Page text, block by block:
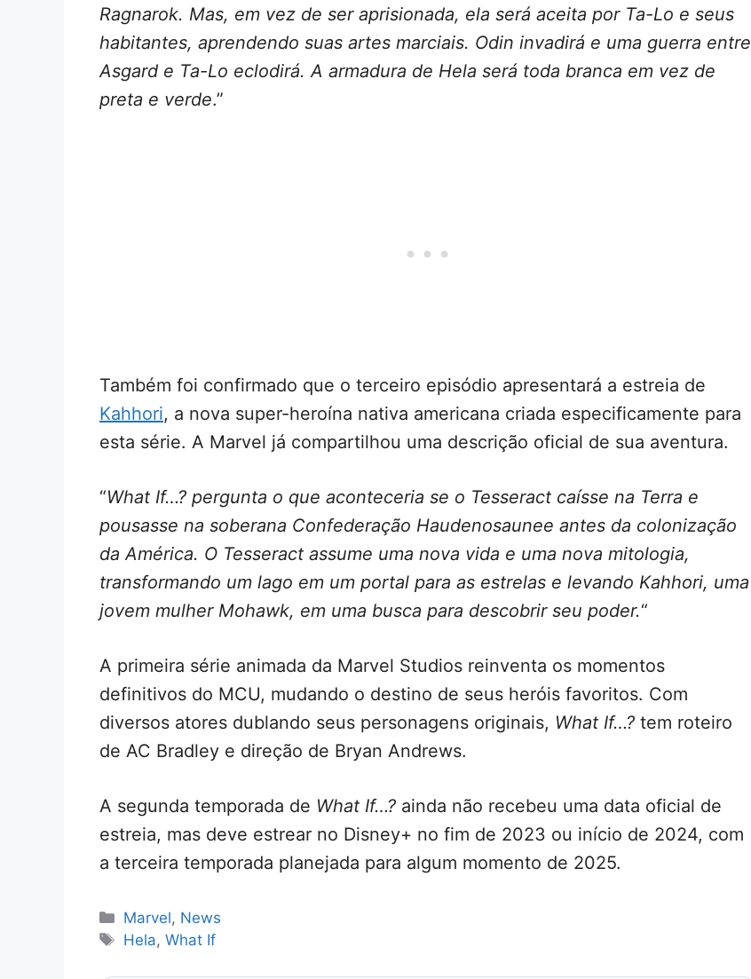
Ragnarok. Mas, em vez de ser aprisionada, ela será aceita por Ta-Lo e seus
habitantes, aprendendo suas artes marciais. Odin invadirá e uma guerra entre
Asgard e Ta-Lo eclodirá. A armadura de Hela será toda branca em vez de
preta e verde.”
Também foi confirmado que o terceiro episódio apresentará a estreia de
Kahhori, a nova super-heroína nativa americana criada especificamente para
esta série. A Marvel já compartilhou uma descrição oficial de sua aventura.
“What If…? pergunta o que aconteceria se o Tesseract caísse na Terra e
pousasse na soberana Confederação Haudenosaunee antes da colonização
da América. O Tesseract assume uma nova vida e uma nova mitologia,
transformando um lago em um portal para as estrelas e levando Kahhori, uma
jovem mulher Mohawk, em uma busca para descobrir seu poder.“
A primeira série animada da Marvel Studios reinventa os momentos
definitivos do MCU, mudando o destino de seus heróis favoritos. Com
diversos atores dublando seus personagens originais, What If…? tem roteiro
de AC Bradley e direção de Bryan Andrews.
A segunda temporada de What If…? ainda não recebeu uma data oficial de
estreia, mas deve estrear no Disney+ no fim de 2023 ou início de 2024, com
a terceira temporada planejada para algum momento de 2025.
Categorias
Marvel, News
Tags
Hela,What If